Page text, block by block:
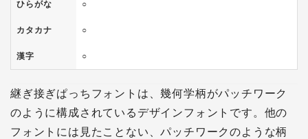
ひらがな ○
カタカナ ○
漢字 ○
継ぎ接ぎぱっちフォントは、幾何学柄がパッチワーク
のように構成されているデザインフォントです。他の
フォントには見たことない、パッチワークのような柄